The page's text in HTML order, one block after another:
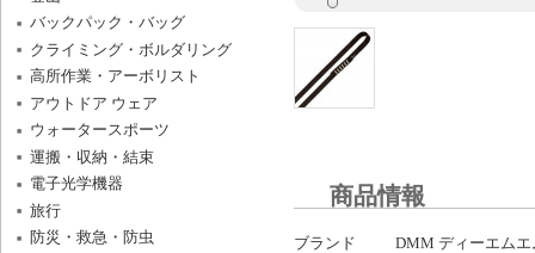
商品情報
ブランド
DMM ディーエムエ
バックパック・バッグ
クライミング・ボルダリング
高所作業・アーボリスト
アウトドア ウェア
ウォータースポーツ
運搬・収納・結束
電子光学機器
旅行
防災・救急・防虫